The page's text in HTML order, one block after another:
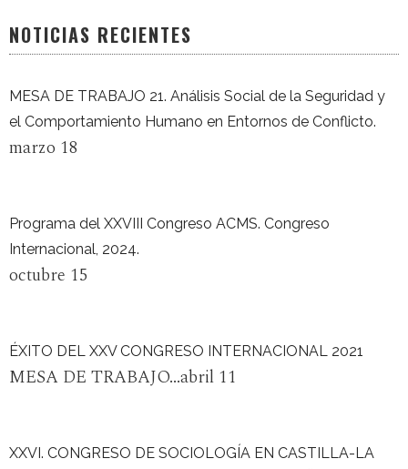
NOTICIAS RECIENTES
MESA DE TRABAJO 21. Análisis Social de la Seguridad y
el Comportamiento Humano en Entornos de Conflicto.
marzo 18
Programa del XXVIII Congreso ACMS. Congreso
Internacional, 2024.
octubre 15
ÉXITO DEL XXV CONGRESO INTERNACIONAL 2021
MESA DE TRABAJO...abril 11
XXVI. CONGRESO DE SOCIOLOGÍA EN CASTILLA-LA